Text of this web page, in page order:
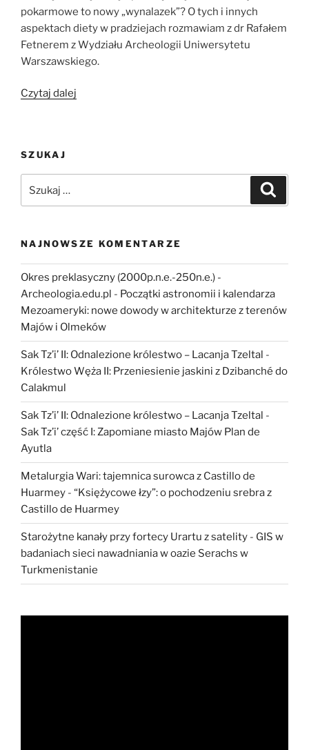
pokarmowe to nowy „wynalazek”? O tych i innych
aspektach diety w pradziejach rozmawiam z dr Rafałem
Fetnerem z Wydziału Archeologii Uniwersytetu
Warszawskiego.
Czytaj dalej
co
O
nad
w
pradziejach”
SZUKAJ
NAJNOWSZE KOMENTARZE
Okres preklasyczny (2000p.n.e.-250n.e.) -
Archeologia.edu.pl - Początki astronomii i kalendarza
Mezoameryki: nowe dowody w architekturze z terenów
Majów i Olmeków
Sak Tz’i’ II: Odnalezione królestwo – Lacanja Tzeltal -
Królestwo Węża II: Przeniesienie jaskini z Dzibanché do
Calakmul
Sak Tz’i’ II: Odnalezione królestwo – Lacanja Tzeltal -
Sak Tz’i’ część I: Zapomiane miasto Majów Plan de
Ayutla
Metalurgia Wari: tajemnica surowca z Castillo de
Huarmey - “Księżycowe łzy”: o pochodzeniu srebra z
Castillo de Huarmey
Starożytne kanały przy fortecy Urartu z satelity - GIS w
badaniach sieci nawadniania w oazie Serachs w
Turkmenistanie